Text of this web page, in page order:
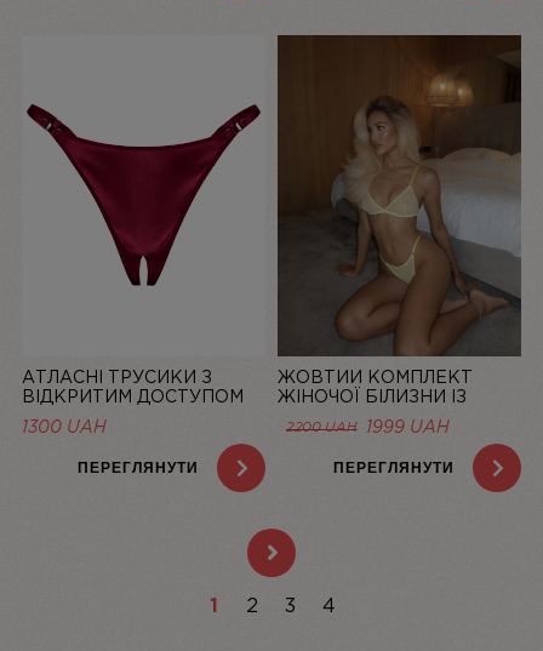
АТЛАСНІ ТРУСИКИ З
ВІДКРИТИМ ДОСТУПОМ
MISTIC, БОРДОВІ | LINIYA
1300 UAH
ПЕРЕГЛЯНУТИ
ЖОВТИЙ КОМПЛЕКТ
ЖІНОЧОЇ БІЛИЗНИ ІЗ
СІТОЧКИ BASIC LEMON |
LINIYA
2200UAH 1999 UAH
ПЕРЕГЛЯНУТИ
1 2 3 4